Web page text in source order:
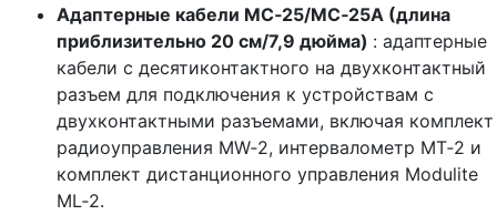
Адаптерные кабели MC‑25/MC‑25A (длина
приблизительно 20 см/7,9 дюйма) : адаптерные
кабели с десятиконтактного на двухконтактный
разъем для подключения к устройствам с
двухконтактными разъемами, включая комплект
радиоуправления MW‑2, интервалометр MT‑2 и
комплект дистанционного управления Modulite
ML‑2.